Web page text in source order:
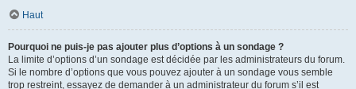
Haut
Pourquoi ne puis-je pas ajouter plus d’options à un sondage ?
La limite d’options d’un sondage est décidée par les administrateurs du forum.
Si le nombre d’options que vous pouvez ajouter à un sondage vous semble
trop restreint, essayez de demander à un administrateur du forum s’il est